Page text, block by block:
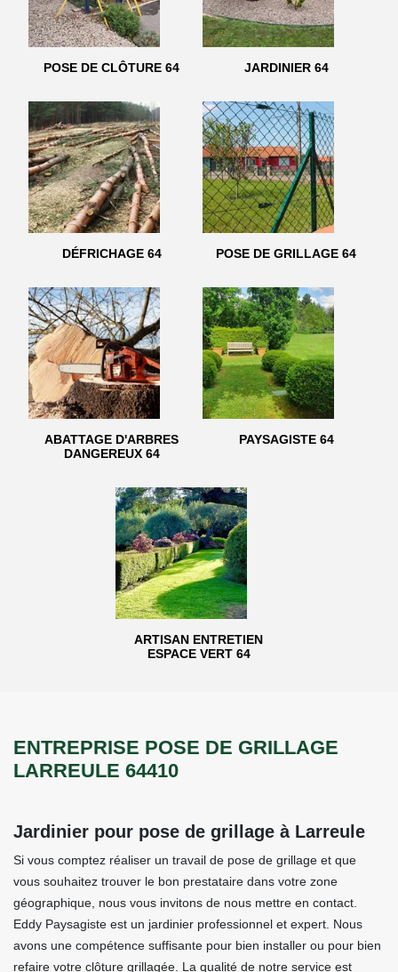
POSE DE CLÔTURE 64 JARDINIER 64
DÉFRICHAGE 64 POSE DE GRILLAGE 64
ABATTAGE D'ARBRES
DANGEREUX 64
PAYSAGISTE 64
ARTISAN ENTRETIEN
ESPACE VERT 64
ENTREPRISE POSE DE GRILLAGE
LARREULE 64410
Jardinier pour pose de grillage à Larreule
Si vous comptez réaliser un travail de pose de grillage et que
vous souhaitez trouver le bon prestataire dans votre zone
géographique, nous vous invitons de nous mettre en contact.
Eddy Paysagiste est un jardinier professionnel et expert. Nous
avons une compétence suffisante pour bien installer ou pour bien
refaire votre clôture grillagée. La qualité de notre service est